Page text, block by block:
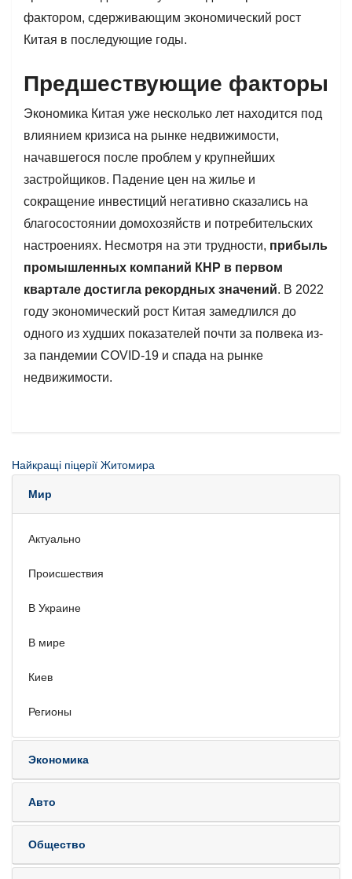
фактором, сдерживающим экономический рост
Китая в последующие годы.
Предшествующие факторы
Экономика Китая уже несколько лет находится под
влиянием кризиса на рынке недвижимости,
начавшегося после проблем у крупнейших
застройщиков. Падение цен на жилье и
сокращение инвестиций негативно сказались на
благосостоянии домохозяйств и потребительских
настроениях. Несмотря на эти трудности, прибыль
промышленных компаний КНР в первом
квартале достигла рекордных значений. В 2022
году экономический рост Китая замедлился до
одного из худших показателей почти за полвека из-
за пандемии COVID-19 и спада на рынке
недвижимости.
Найкращі піцерії Житомира
Мир
Актуально
Происшествия
В Украине
В мире
Киев
Регионы
Экономика
Авто
Общество